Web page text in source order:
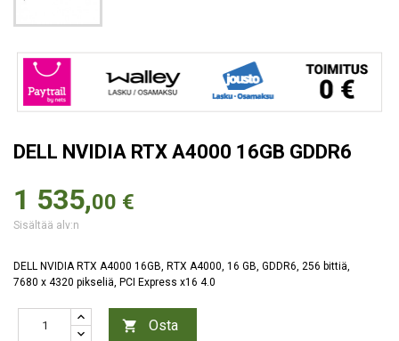
DELL NVIDIA RTX A4000 16GB GDDR6
1 535,00 €
Sisältää alv:n
DELL NVIDIA RTX A4000 16GB, RTX A4000, 16 GB, GDDR6, 256 bittiä,
7680 x 4320 pikseliä, PCI Express x16 4.0
 Osta